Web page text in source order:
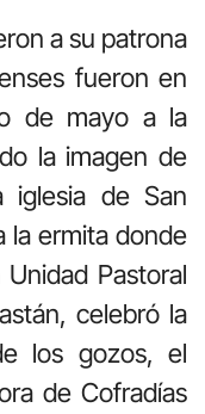
a su patrona
fueron en
de mayo a la
la imagen de
iglesia de San
la ermita donde
Pastoral
celebró la
los gozos, el
de Cofradías